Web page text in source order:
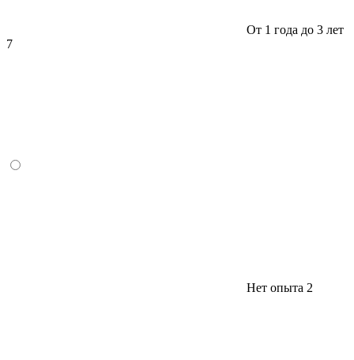
От 1 года до 3 лет
7
Нет опыта 2